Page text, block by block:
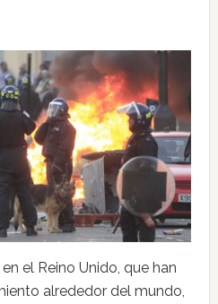
el Reino Unido, que han
alrededor del mundo,